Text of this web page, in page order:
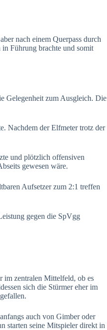
nach einem Querpass durch
Führung brachte und somit
Gelegenheit zum Ausgleich. Die
Nachdem der Elfmeter trotz der
und plötzlich offensiven
gewesen wäre.
Aufsetzer zum 2:1 treffen
gegen die SpVgg
im zentralen Mittelfeld, ob es
sich die Stürmer eher im
auch von Gimber oder
starten seine Mitspieler direkt in